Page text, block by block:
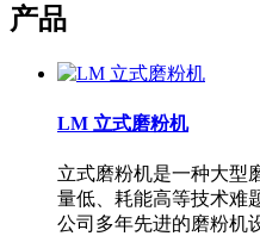
产品
LM 立式磨粉机
立式磨粉机是一种大型
量低、耗能高等技术难
公司多年先进的磨粉机